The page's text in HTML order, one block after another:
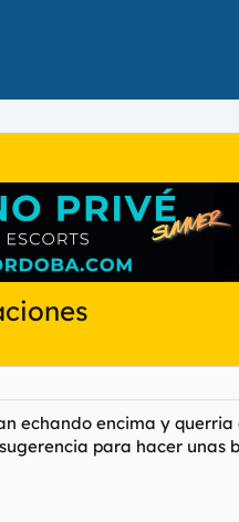
echando encima y
para hacer unas